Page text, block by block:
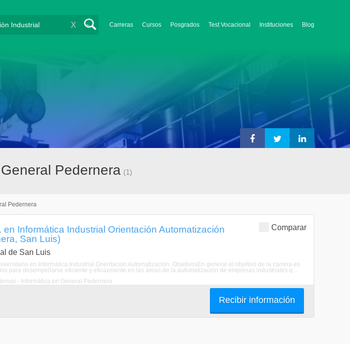
Carreras Cursos Posgrados Test Vocacional Instituciones Blog
X
Pedernera (1)
Pedernera
Comparar
en Informática Industrial Orientación Automatización
San Luis)
de San Luis
en Informática Industrial Orientación Automatización. ObjetivosEn general el objetivo de la carrera es
para desempeñarse eficiente y eficazmente en las áreas de la automatización de empresas industriales q ...
- Informática en General Pedernera
Recibir información